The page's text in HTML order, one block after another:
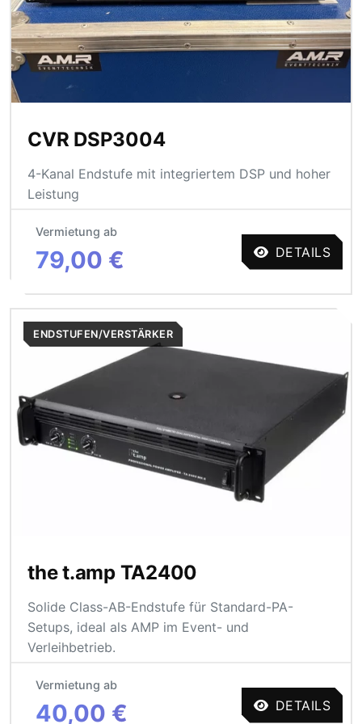
CVR DSP3004
4-Kanal Endstufe mit integriertem DSP und hoher
Leistung
Vermietung ab
79,00 € DETAILS
ENDSTUFEN/VERSTÄRKER
the t.amp TA2400
Solide Class-AB-Endstufe für Standard-PA-
Setups, ideal als AMP im Event- und
Verleihbetrieb.
Vermietung ab
40,00 € DETAILS